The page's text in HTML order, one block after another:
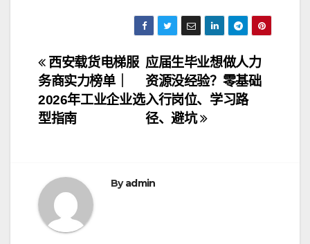
文
章
导
应届生毕业想做人力
资源没经验？零基础
入行岗位、学习路
径、避坑
西安载货电梯服
务商实力榜单｜
2026年工业企业选
型指南
Byadmin